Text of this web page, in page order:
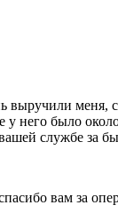
выручили
у него было
службе за
вам за